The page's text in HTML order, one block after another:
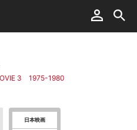
3 1975-1980
日本映画